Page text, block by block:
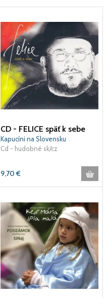
CD - FELICE späť k sebe
Kapucíni na Slovensku
Cd - hudobné sk/cz
9,70 €